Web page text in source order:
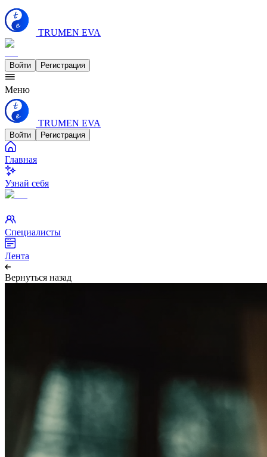
TRUMEN EVA
Войти Регистрация
Меню
TRUMEN EVA
Войти Регистрация
Главная
Узнай себя
Специалисты
Лента
Вернуться назад